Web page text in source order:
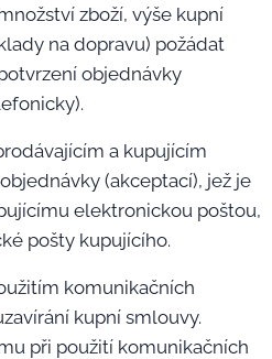
zboží, výše kupní
na dopravu) požádat
objednávky
a kupujícím
(akceptací), jež je
elektronickou poštou,
pošty kupujícího.
komunikačních
kupní smlouvy.
při použití komunikačních